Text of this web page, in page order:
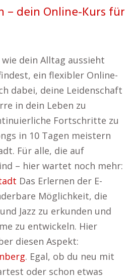
– dein Online-Kurs für
dein Alltag aussieht
ein flexibler Online-
dabei, deine Leidenschaft
in dein Leben zu
Fortschritte zu
in 10 Tagen meistern
Für alle, die auf
– hier wartet noch mehr:
Das Erlernen der E-
Möglichkeit, die
Jazz zu erkunden und
zu entwickeln. Hier
diesen Aspekt:
. Egal, ob du neu mit
oder schon etwas